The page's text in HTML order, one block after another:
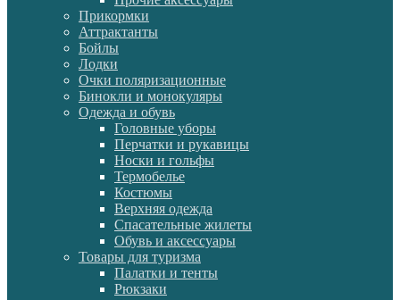
Прикормки
Аттрактанты
Бойлы
Лодки
Очки поляризационные
Бинокли и монокуляры
Одежда и обувь
Головные уборы
Перчатки и рукавицы
Носки и гольфы
Термобелье
Костюмы
Верхняя одежда
Спасательные жилеты
Обувь и аксессуары
Товары для туризма
Палатки и тенты
Рюкзаки